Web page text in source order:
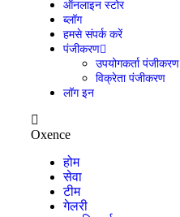
ऑनलाइन स्टोर
ब्लॉग
हमसे संपर्क करें
पंजीकरण
उपयोगकर्ता पंजीकरण
विक्रेता पंजीकरण
लॉग इन
Oxence
होम
सेवा
टीम
गेलरी